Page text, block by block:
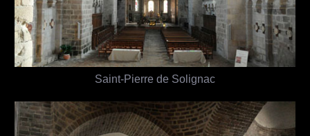
Saint-Pierre de Solignac